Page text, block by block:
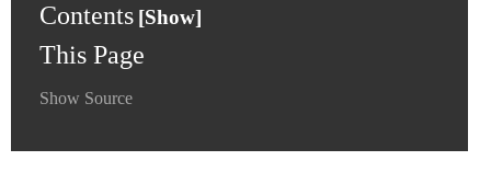
Contents
This Page
Show Source